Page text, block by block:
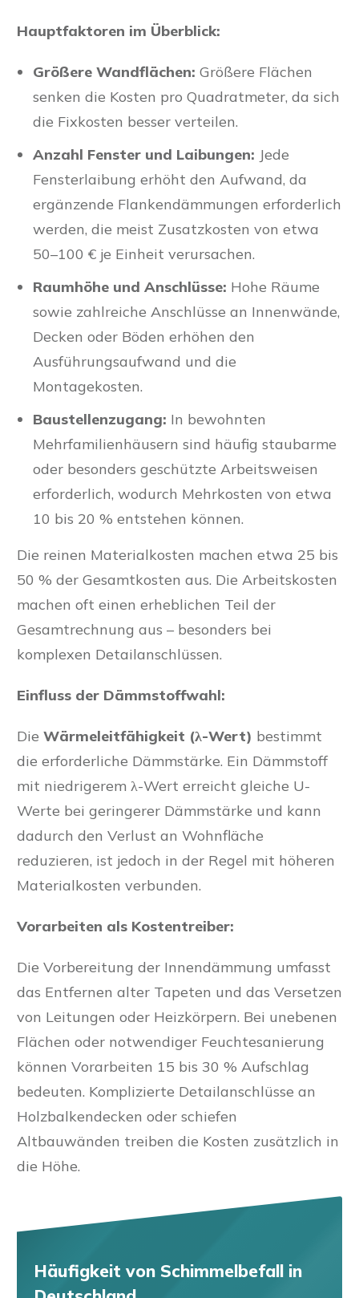
Hauptfaktoren im Überblick:
Größere Wandflächen: Größere Flächen
senken die Kosten pro Quadratmeter, da sich
die Fixkosten besser verteilen.
Anzahl Fenster und Laibungen: Jede
Fensterlaibung erhöht den Aufwand, da
ergänzende Flankendämmungen erforderlich
werden, die meist Zusatzkosten von etwa
50–100 € je Einheit verursachen.
Raumhöhe und Anschlüsse: Hohe Räume
sowie zahlreiche Anschlüsse an Innenwände,
Decken oder Böden erhöhen den
Ausführungsaufwand und die
Montagekosten.
Baustellenzugang: In bewohnten
Mehrfamilienhäusern sind häufig staubarme
oder besonders geschützte Arbeitsweisen
erforderlich, wodurch Mehrkosten von etwa
10 bis 20 % entstehen können.
Die reinen Materialkosten machen etwa 25 bis
50 % der Gesamtkosten aus. Die Arbeitskosten
machen oft einen erheblichen Teil der
Gesamtrechnung aus – besonders bei
komplexen Detailanschlüssen.
Einfluss der Dämmstoffwahl:
Die Wärmeleitfähigkeit (λ-Wert) bestimmt
die erforderliche Dämmstärke. Ein Dämmstoff
mit niedrigerem λ-Wert erreicht gleiche U-
Werte bei geringerer Dämmstärke und kann
dadurch den Verlust an Wohnfläche
reduzieren, ist jedoch in der Regel mit höheren
Materialkosten verbunden.
Vorarbeiten als Kostentreiber:
Die Vorbereitung der Innendämmung umfasst
das Entfernen alter Tapeten und das Versetzen
von Leitungen oder Heizkörpern. Bei unebenen
Flächen oder notwendiger Feuchtesanierung
können Vorarbeiten 15 bis 30 % Aufschlag
bedeuten. Komplizierte Detailanschlüsse an
Holzbalkendecken oder schiefen
Altbauwänden treiben die Kosten zusätzlich in
die Höhe.
Häufigkeit von Schimmelbefall in